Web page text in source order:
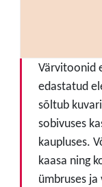
Värvitoonid
edastatud
sõltub
sobivuses
kaupluses.
kaasa ning
ümbruses ja